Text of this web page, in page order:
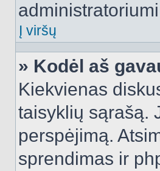
Į viršų
» Kodėl aš
Kiekvienas
taisyklių sąrašą.
perspėjimą.
sprendimas ir